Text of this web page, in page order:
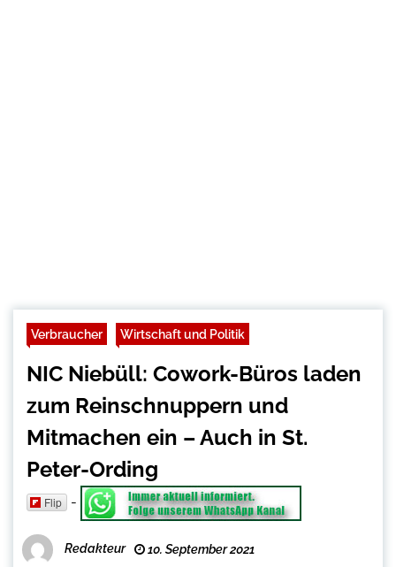
Verbraucher Wirtschaft und Politik
NIC Niebüll: Cowork-Büros laden
zum Reinschnuppern und
Mitmachen ein – Auch in St.
Peter-Ording
Flip -
Redakteur 10. September 2021